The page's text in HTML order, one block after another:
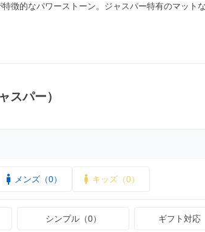
徴的なパワーストーン。ジャスパー特有のマット
スパー）
メンズ（0） キッズ（0）
シンプル（0） ギフト対応